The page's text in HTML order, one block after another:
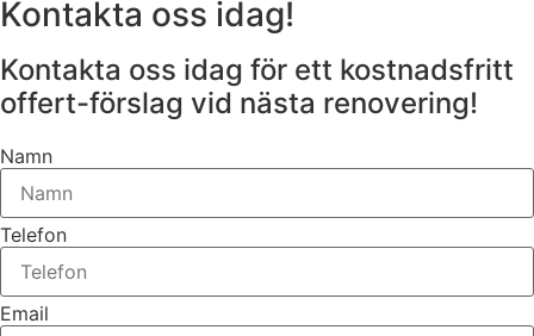
Kontakta oss idag!
Kontakta oss idag för ett kostnadsfritt
offert-förslag vid nästa renovering!
Namn
Telefon
Email